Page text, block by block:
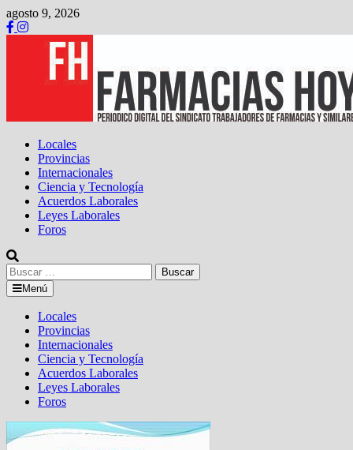
Saltar
al
contenido
agosto 9, 2026
Locales
Provincias
Internacionales
Ciencia y Tecnología
Acuerdos Laborales
Leyes Laborales
Foros
Buscar:
Menú
Locales
Provincias
Internacionales
Ciencia y Tecnología
Acuerdos Laborales
Leyes Laborales
Foros